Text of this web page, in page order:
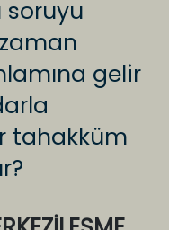
soruyu
gelir
tahakküm